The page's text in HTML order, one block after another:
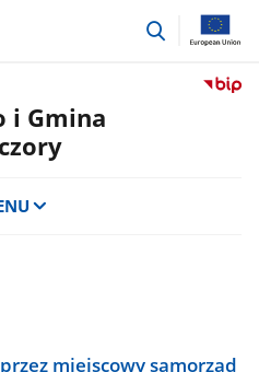
przejdź
Przejdź
i Gmina
miejscowy samorząd